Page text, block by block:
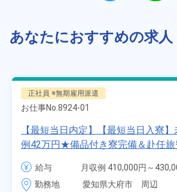
あなたにおすすめの求人
正社員 ※無期雇用派遣
お仕事No. 8924-01
【最短当日内定】【最短当日入寮
例42万円★備品付き寮完備＆赴任
給・業績賞与あり！組立や塗装など
種作業！《愛知県大府市》
給与
月収例 410,000円～
月給 277,000円～277,000
勤務地
愛知県大府市　周辺